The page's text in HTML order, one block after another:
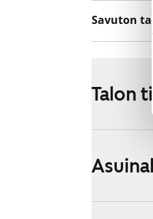
Savuton
Talon